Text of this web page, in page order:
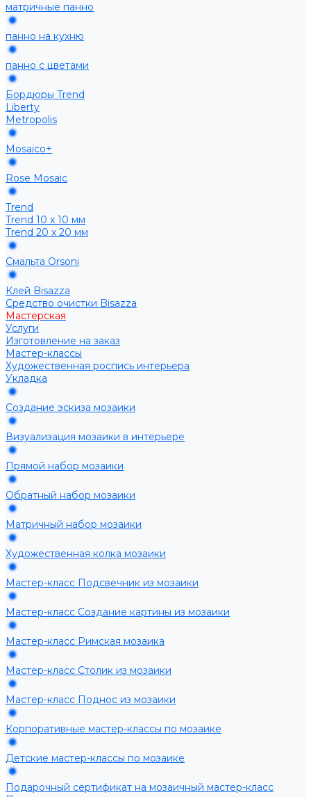
матричные панно
панно на кухню
панно с цветами
Бордюры Trend
Liberty
Metropolis
Mosaico+
Rose Mosaic
Trend
Trend 10 х 10 мм
Trend 20 х 20 мм
Смальта Orsoni
Клей Bisazza
Средство очистки Bisazza
Мастерская
Услуги
Изготовление на заказ
Мастер-классы
Художественная роспись интерьера
Укладка
Создание эскиза мозаики
Визуализация мозаики в интерьере
Прямой набор мозаики
Обратный набор мозаики
Матричный набор мозаики
Художественная колка мозаики
Мастер-класс Подсвечник из мозаики
Мастер-класс Создание картины из мозаики
Мастер-класс Римская мозаика
Мастер-класс Столик из мозаики
Мастер-класс Поднос из мозаики
Корпоративные мастер-классы по мозаике
Детские мастер-классы по мозаике
Подарочный сертификат на мозаичный мастер-класс